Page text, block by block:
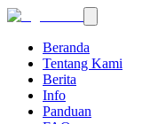
Beranda
Tentang Kami
Berita
Info
Panduan